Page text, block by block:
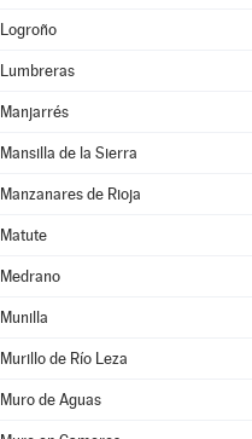
Logroño
Lumbreras
Manjarrés
Mansilla de la Sierra
Manzanares de Rioja
Matute
Medrano
Munilla
Murillo de Río Leza
Muro de Aguas